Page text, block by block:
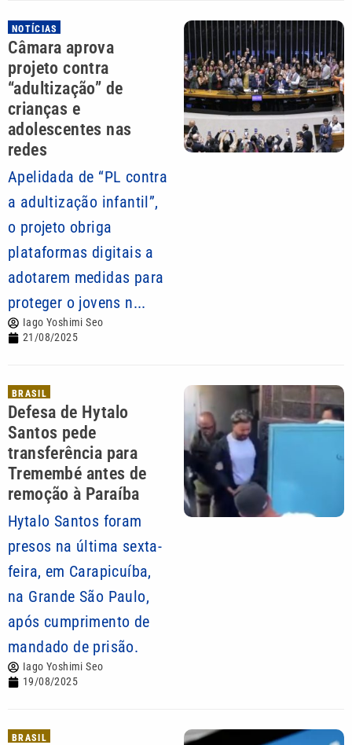
NOTÍCIAS
Câmara aprova
projeto contra
“adultização” de
crianças e
adolescentes nas
redes
Apelidada de “PL contra
a adultização infantil”,
o projeto obriga
plataformas digitais a
adotarem medidas para
proteger o jovens n...
Iago Yoshimi Seo
21/08/2025
BRASIL
Defesa de Hytalo
Santos pede
transferência para
Tremembé antes de
remoção à Paraíba
Hytalo Santos foram
presos na última sexta-
feira, em Carapicuíba,
na Grande São Paulo,
após cumprimento de
mandado de prisão.
Iago Yoshimi Seo
19/08/2025
BRASIL